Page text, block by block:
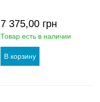
7 375,00 грн
Товар есть в наличии